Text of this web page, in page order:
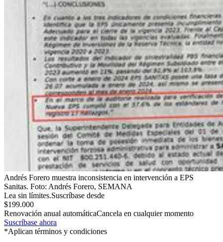
Andrés Forero muestra inconsistencia en intervención a EPS
Sanitas. Foto: Andrés Forero, SEMANA
Lea sin límites.Suscríbase desde
$199.000
Renovación anual automáticaCancela en cualquier momento
Suscríbase ahora
*Aplican términos y condiciones